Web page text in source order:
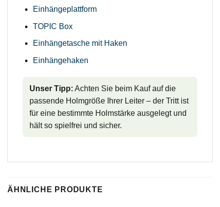
Einhängeplattform
TOPIC Box
Einhängetasche mit Haken
Einhängehaken
Unser Tipp: Achten Sie beim Kauf auf die
passende Holmgröße Ihrer Leiter – der Tritt ist
für eine bestimmte Holmstärke ausgelegt und
hält so spielfrei und sicher.
ÄHNLICHE PRODUKTE